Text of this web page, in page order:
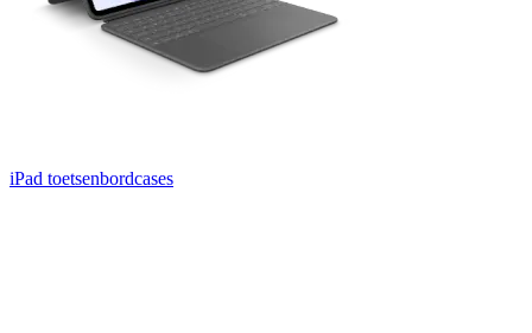
iPad toetsenbordcases